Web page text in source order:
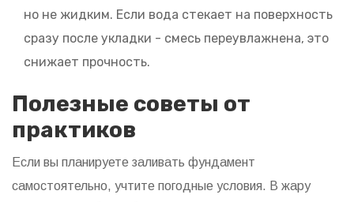
но не жидким. Если вода стекает на поверхность
сразу после укладки - смесь переувлажнена, это
снижает прочность.
Полезные советы от
практиков
Если вы планируете заливать фундамент
самостоятельно, учтите погодные условия. В жару